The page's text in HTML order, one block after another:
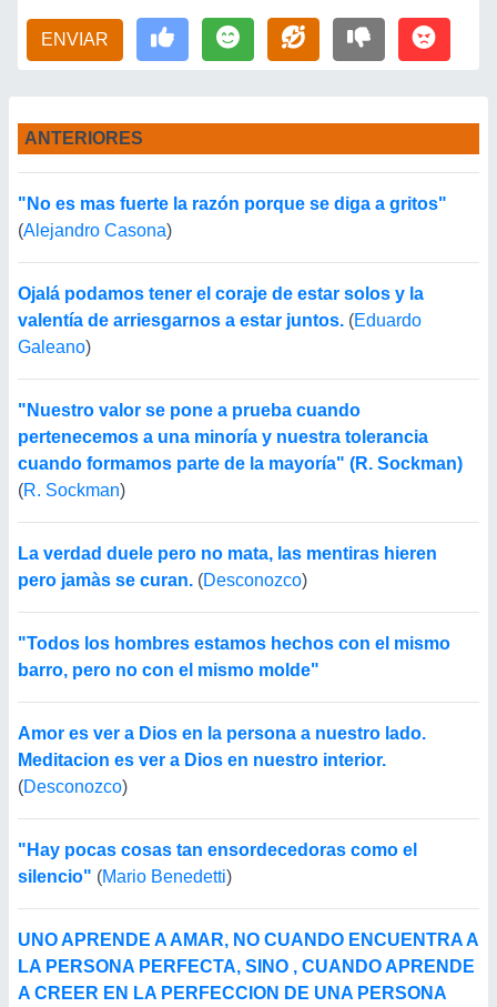
ENVIAR
ANTERIORES
"No es mas fuerte la razón porque se diga a gritos"
(Alejandro Casona)
Ojalá podamos tener el coraje de estar solos y la
valentía de arriesgarnos a estar juntos. (Eduardo
Galeano)
"Nuestro valor se pone a prueba cuando
pertenecemos a una minoría y nuestra tolerancia
cuando formamos parte de la mayoría" (R. Sockman)
(R. Sockman)
La verdad duele pero no mata, las mentiras hieren
pero jamàs se curan. (Desconozco)
"Todos los hombres estamos hechos con el mismo
barro, pero no con el mismo molde"
Amor es ver a Dios en la persona a nuestro lado.
Meditacion es ver a Dios en nuestro interior.
(Desconozco)
"Hay pocas cosas tan ensordecedoras como el
silencio" (Mario Benedetti)
UNO APRENDE A AMAR, NO CUANDO ENCUENTRA A
LA PERSONA PERFECTA, SINO , CUANDO APRENDE
A CREER EN LA PERFECCION DE UNA PERSONA